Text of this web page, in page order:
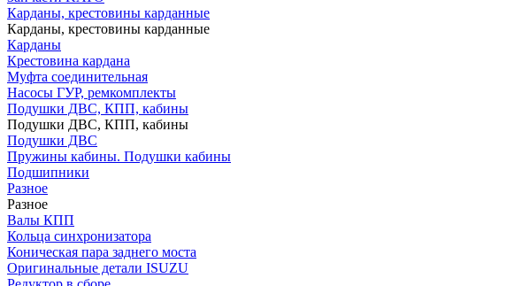
Карданы, крестовины карданные
Карданы, крестовины карданные
Карданы
Крестовина кардана
Муфта соединительная
Насосы ГУР, ремкомплекты
Подушки ДВС, КПП, кабины
Подушки ДВС, КПП, кабины
Подушки ДВС
Пружины кабины. Подушки кабины
Подшипники
Разное
Разное
Валы КПП
Кольца синхронизатора
Коническая пара заднего моста
Оригинальные детали ISUZU